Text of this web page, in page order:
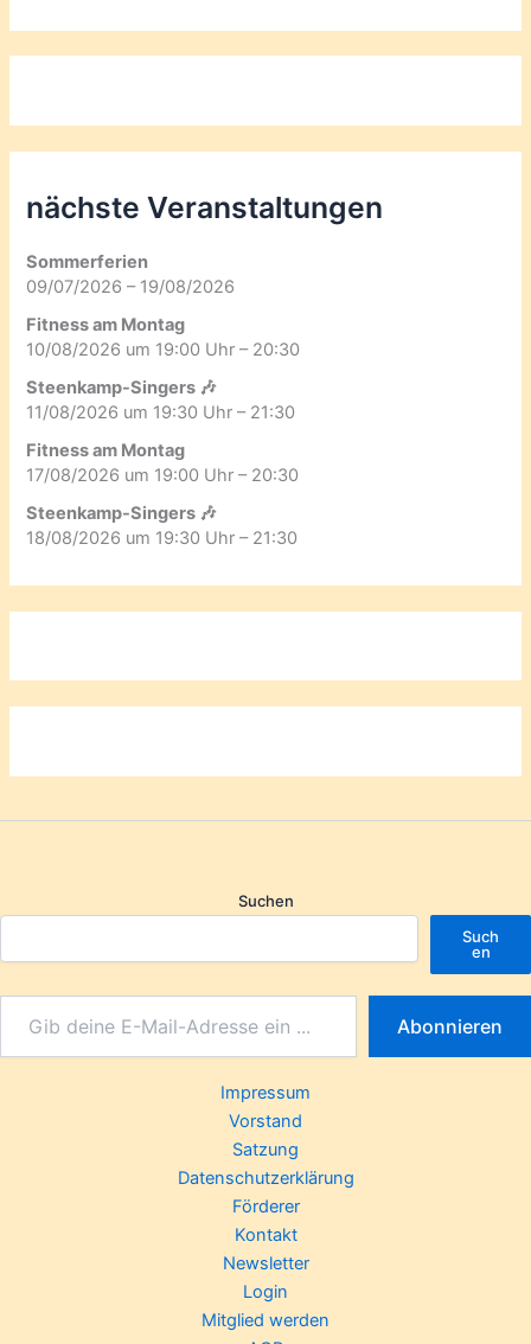
nächste Veranstaltungen
Sommerferien
09/07/2026 – 19/08/2026
Fitness am Montag
10/08/2026 um 19:00 Uhr – 20:30
Steenkamp-Singers 🎶
11/08/2026 um 19:30 Uhr – 21:30
Fitness am Montag
17/08/2026 um 19:00 Uhr – 20:30
Steenkamp-Singers 🎶
18/08/2026 um 19:30 Uhr – 21:30
Suchen
Such
en
Abonnieren
Impressum
Vorstand
Satzung
Datenschutzerklärung
Förderer
Kontakt
Newsletter
Login
Mitglied werden